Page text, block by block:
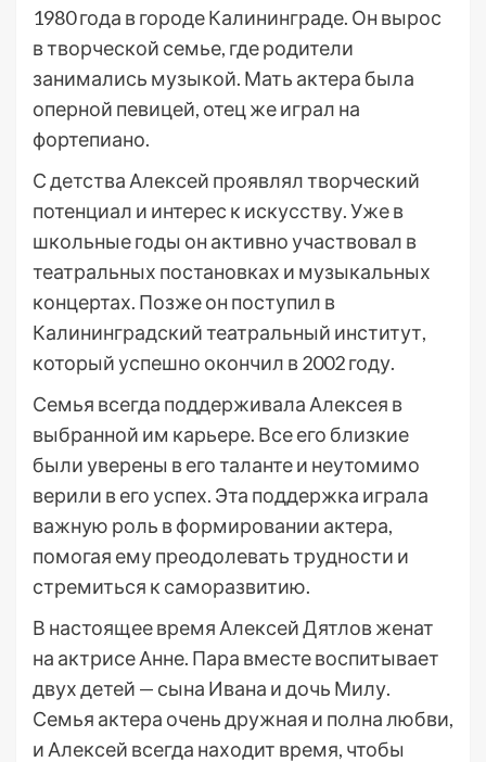
1980 года в городе Калининграде. Он вырос
в творческой семье, где родители
занимались музыкой. Мать актера была
оперной певицей, отец же играл на
фортепиано.
С детства Алексей проявлял творческий
потенциал и интерес к искусству. Уже в
школьные годы он активно участвовал в
театральных постановках и музыкальных
концертах. Позже он поступил в
Калининградский театральный институт,
который успешно окончил в 2002 году.
Семья всегда поддерживала Алексея в
выбранной им карьере. Все его близкие
были уверены в его таланте и неутомимо
верили в его успех. Эта поддержка играла
важную роль в формировании актера,
помогая ему преодолевать трудности и
стремиться к саморазвитию.
В настоящее время Алексей Дятлов женат
на актрисе Анне. Пара вместе воспитывает
двух детей — сына Ивана и дочь Милу.
Семья актера очень дружная и полна любви,
и Алексей всегда находит время, чтобы